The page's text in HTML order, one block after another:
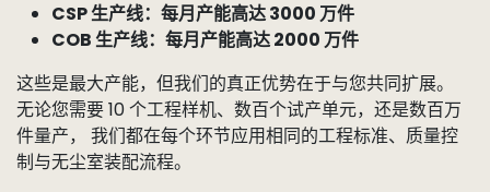
CSP 生产线：每月产能高达 3000 万件
COB 生产线：每月产能高达 2000 万件
这些是最大产能，但我们的真正优势在于与您共同扩展。
无论您需要 10 个工程样机、数百个试产单元，还是数百万
件量产， 我们都在每个环节应用相同的工程标准、质量控
制与无尘室装配流程。